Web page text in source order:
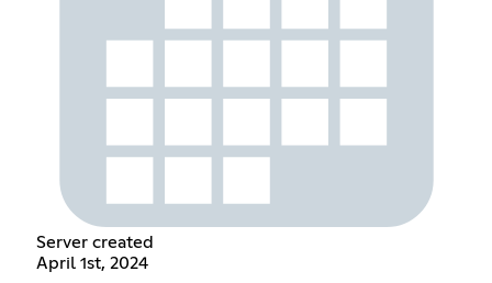
Server created
April 1st, 2024